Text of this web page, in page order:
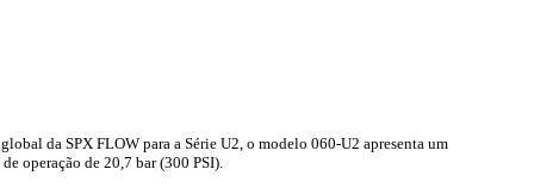
da SPX FLOW para a Série U2, o modelo 060-U2 apresenta um
operação de 20,7 bar (300 PSI).